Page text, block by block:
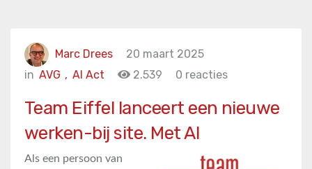
Marc Drees
20 maart 2025
in
AI Act
AVG , 2.539 0 reacties
Team Eiffel lanceert een nieuwe
werken-bij site. Met AI
Als een persoon van